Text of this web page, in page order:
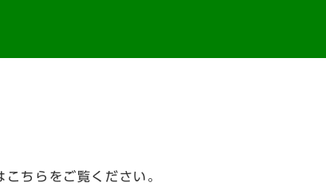
ちらをご覧ください。